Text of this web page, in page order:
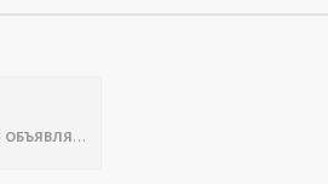
ТОРГОВЫЙ ЦЕНТР «РАДУГА» ОБЪЯВЛЯЕТ АКЦИЮ!